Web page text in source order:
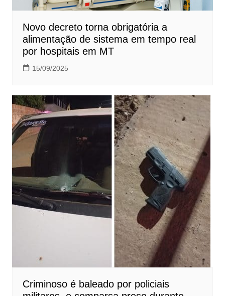
Novo decreto torna obrigatória a
alimentação de sistema em tempo real
por hospitais em MT
15/09/2025
Criminoso é baleado por policiais